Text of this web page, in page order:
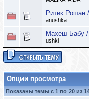
Ритик Рошан
anushka
Махеш Бабу /
ushki
Опции просмотра
Показаны темы с 1 по 20 из